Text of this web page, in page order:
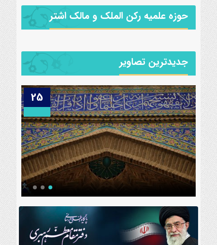
حوزه علمیه رکن الملک و مالک اشتر
جدیدترین تصاویر
27
25